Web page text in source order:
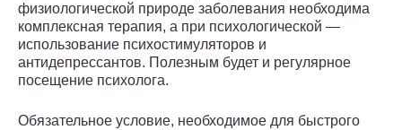
физиологической природе заболевания необходима
комплексная терапия, а при психологической —
использование психостимуляторов и
антидепрессантов. Полезным будет и регулярное
посещение психолога.
Обязательное условие, необходимое для быстрого